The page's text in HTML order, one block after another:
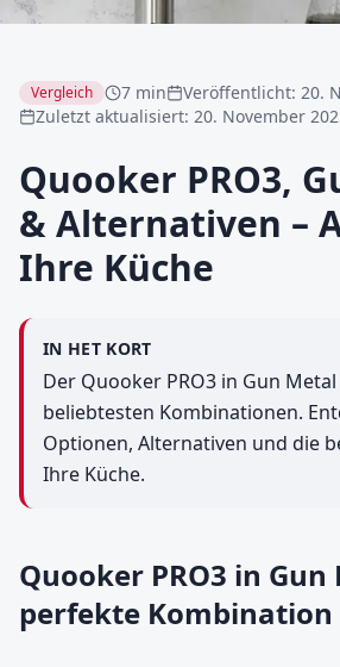
Vergleich 7 min Veröffentlicht: 20.
Zuletzt aktualisiert: 20. November
Quooker PRO3,
& Alternativen –
Ihre Küche
IN HET KORT
Der Quooker PRO3 in Gun
beliebtesten Kombinationen.
Optionen, Alternativen und die
Ihre Küche.
Quooker PRO3 in Gun
perfekte Kombination